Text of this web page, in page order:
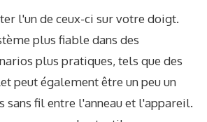
l'un de ceux-ci sur votre doigt.
plus fiable dans des
plus pratiques, tels que des
peut également être un peu un
fil entre l'anneau et l'appareil.